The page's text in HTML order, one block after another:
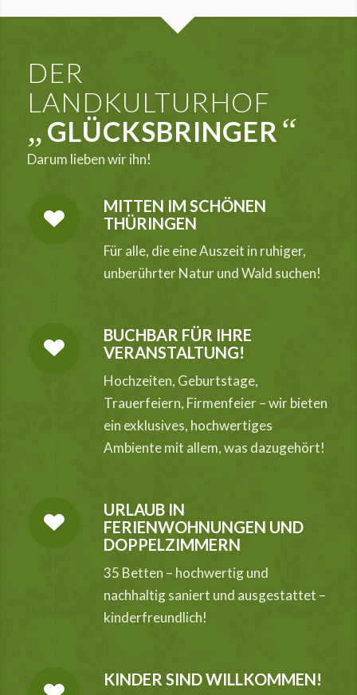
DER
LANDKULTURHOF
„GLÜCKSBRINGER“
Darum lieben wir ihn!
MITTEN IM SCHÖNEN
THÜRINGEN
Für alle, die eine Auszeit in ruhiger,
unberührter Natur und Wald suchen!
BUCHBAR FÜR IHRE
VERANSTALTUNG!
Hochzeiten, Geburtstage,
Trauerfeiern, Firmenfeier – wir bieten
ein exklusives, hochwertiges
Ambiente mit allem, was dazugehört!
URLAUB IN
FERIENWOHNUNGEN UND
DOPPELZIMMERN
35 Betten – hochwertig und
nachhaltig saniert und ausgestattet –
kinderfreundlich!
KINDER SIND WILLKOMMEN!